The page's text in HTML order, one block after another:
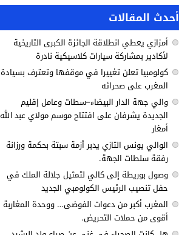
أحدث المقالات
أمزازي يعطي انطلاقة الجائزة الكبرى التاريخية
لأكادير بمشاركة سيارات كلاسيكية نادرة
كولومبيا تعلن تغييرا في موقفها وتعترف بسيادة
المغرب على صحرائه
والي جهة الدار البيضاء–سطات وعامل إقليم
الجديدة يشرفان على افتتاح موسم مولاي عبد الله
أمغار
الوالي يونس التازي يدبر أزمة سبتة بحكمة ورزانة
رفقة سلطات الجهة.
وصول بوريطة إلى كالي لتمثيل جلالة الملك في
حفل تنصيب الرئيس الكولومبي الجديد
المغرب أكبر من دعوات الفوضى… ووحدة المغاربة
أقوى من حملات التحريض.